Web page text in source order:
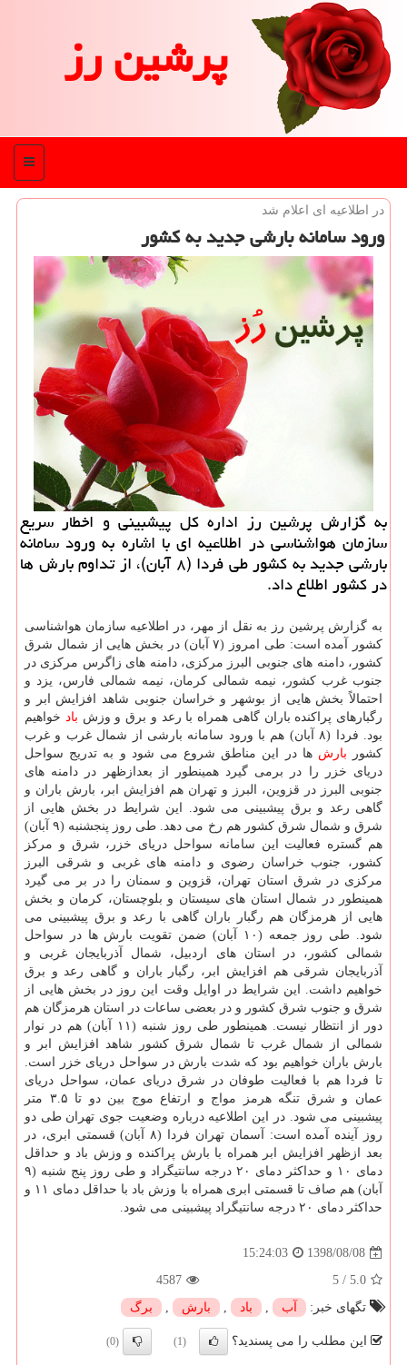
پرشین رز
منو
در اطلاعیه ای اعلام شد
ورود سامانه بارشی جدید به كشور
به گزارش پرشین رز اداره كل پیشبینی و اخطار سریع
سازمان هواشناسی در اطلاعیه ای با اشاره به ورود سامانه
بارشی جدید به كشور طی فردا (۸ آبان)، از تداوم بارش ها
در كشور اطلاع داد.
به گزارش پرشین رز به نقل از مهر، در اطلاعیه سازمان هواشناسی
كشور آمده است: طی امروز (۷ آبان) در بخش هایی از شمال شرق
كشور، دامنه های جنوبی البرز مركزی، دامنه های زاگرس مركزی در
جنوب غرب كشور، نیمه شمالی كرمان، نیمه شمالی فارس، یزد و
احتمالاً بخش هایی از بوشهر و خراسان جنوبی شاهد افزایش ابر و
رگبارهای پراكنده باران گاهی همراه با رعد و برق و وزش باد خواهیم
بود. فردا (۸ آبان) هم با ورود سامانه بارشی از شمال غرب و غرب
كشور بارش ها در این مناطق شروع می شود و به تدریج سواحل
دریای خزر را در برمی گیرد همینطور از بعدازظهر در دامنه های
جنوبی البرز در قزوین، البرز و تهران هم افزایش ابر، بارش باران و
گاهی رعد و برق پیشبینی می شود. این شرایط در بخش هایی از
شرق و شمال شرق كشور هم رخ می دهد. طی روز پنجشنبه (۹ آبان)
هم گستره فعالیت این سامانه سواحل دریای خزر، شرق و مركز
كشور، جنوب خراسان رضوی و دامنه های غربی و شرقی البرز
مركزی در شرق استان تهران، قزوین و سمنان را در بر می گیرد
همینطور در شمال استان های سیستان و بلوچستان، كرمان و بخش
هایی از هرمزگان هم رگبار باران گاهی با رعد و برق پیشبینی می
شود. طی روز جمعه (۱۰ آبان) ضمن تقویت بارش ها در سواحل
شمالی كشور، در استان های اردبیل، شمال آذربایجان غربی و
آذربایجان شرقی هم افزایش ابر، رگبار باران و گاهی رعد و برق
خواهیم داشت. این شرایط در اوایل وقت این روز در بخش هایی از
شرق و جنوب شرق كشور و در بعضی ساعات در استان هرمزگان هم
دور از انتظار نیست. همینطور طی روز شنبه (۱۱ آبان) هم در نوار
شمالی از شمال غرب تا شمال شرق كشور شاهد افزایش ابر و
بارش باران خواهیم بود كه شدت بارش در سواحل دریای خزر است.
تا فردا هم با فعالیت طوفان در شرق دریای عمان، سواحل دریای
عمان و شرق تنگه هرمز مواج و ارتفاع موج بین دو تا ۳.۵ متر
پیشبینی می شود. در این اطلاعیه درباره وضعیت جوی تهران طی دو
روز آینده آمده است: آسمان تهران فردا (۸ آبان) قسمتی ابری، در
بعد ازظهر افزایش ابر همراه با بارش پراكنده و وزش باد و حداقل
دمای ۱۰ و حداكثر دمای ۲۰ درجه سانتیگراد و طی روز پنج شنبه (۹
آبان) هم صاف تا قسمتی ابری همراه با وزش باد با حداقل دمای ۱۱ و
حداكثر دمای ۲۰ درجه سانتیگراد پیشبینی می شود.
1398/08/08
15:24:03
5.0
/
5
4587
تگهای خبر:
آب , باد , بارش , برگ
این مطلب را می پسندید؟ (1)
(0)